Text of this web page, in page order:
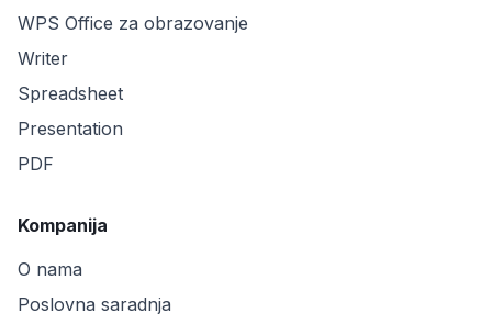
WPS Office za obrazovanje
Writer
Spreadsheet
Presentation
PDF
Kompanija
O nama
Poslovna saradnja